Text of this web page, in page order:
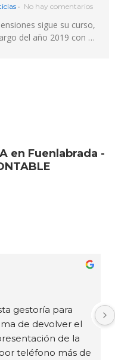
• No hay comentarios
sigue su curso,
del año 2019 con …
en Fuenlabrada -
gestoría para
de devolver el
de la
teléfono más de